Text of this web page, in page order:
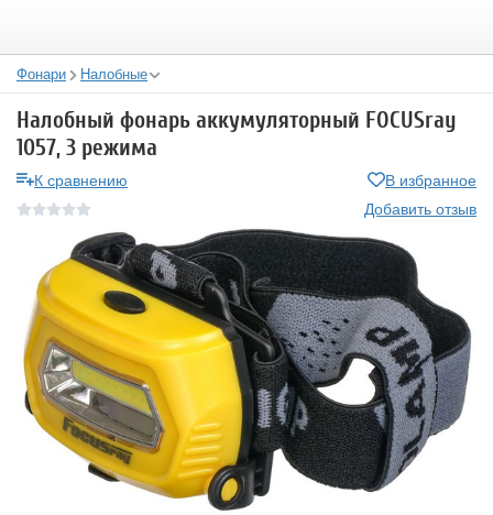
Фонари Налобные
Налобный фонарь аккумуляторный FOCUSray
1057, 3 режима
К сравнению
В избранное
Добавить отзыв